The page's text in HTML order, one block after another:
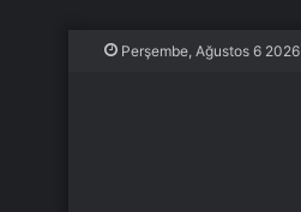
Perşembe, Ağustos 6 2026